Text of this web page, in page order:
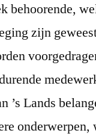
behoorende,
zijn
’s Lands
onderwerpen,